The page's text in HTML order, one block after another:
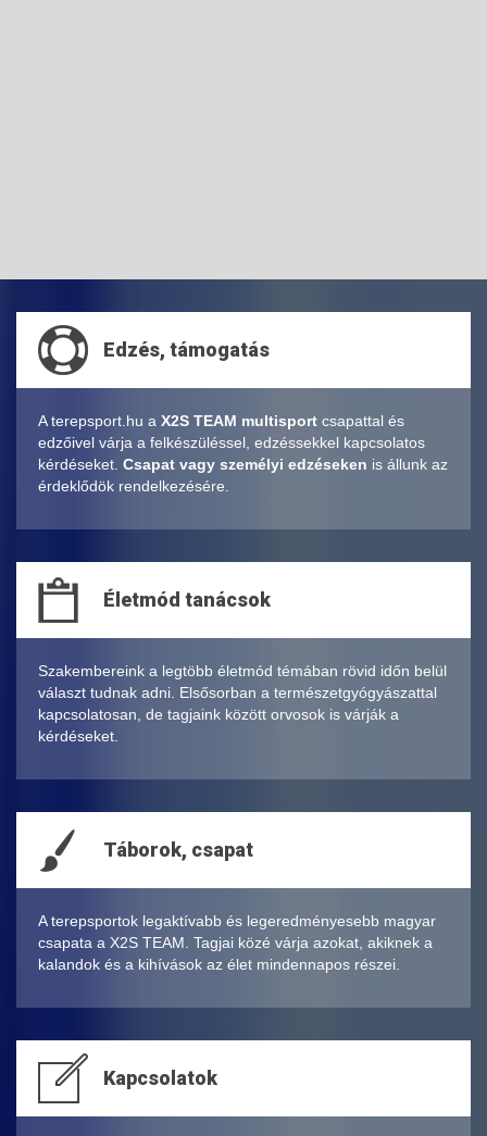
Edzés, támogatás
A terepsport.hu a X2S TEAM multisport csapattal és
edzőivel várja a felkészüléssel, edzéssekkel kapcsolatos
kérdéseket. Csapat vagy személyi edzéseken is állunk az
érdeklődök rendelkezésére.
Életmód tanácsok
Szakembereink a legtöbb életmód témában rövid időn belül
választ tudnak adni. Elsősorban a természetgyógyászattal
kapcsolatosan, de tagjaink között orvosok is várják a
kérdéseket.
Táborok, csapat
A terepsportok legaktívabb és legeredményesebb magyar
csapata a X2S TEAM. Tagjai közé várja azokat, akiknek a
kalandok és a kihívások az élet mindennapos részei.
Kapcsolatok